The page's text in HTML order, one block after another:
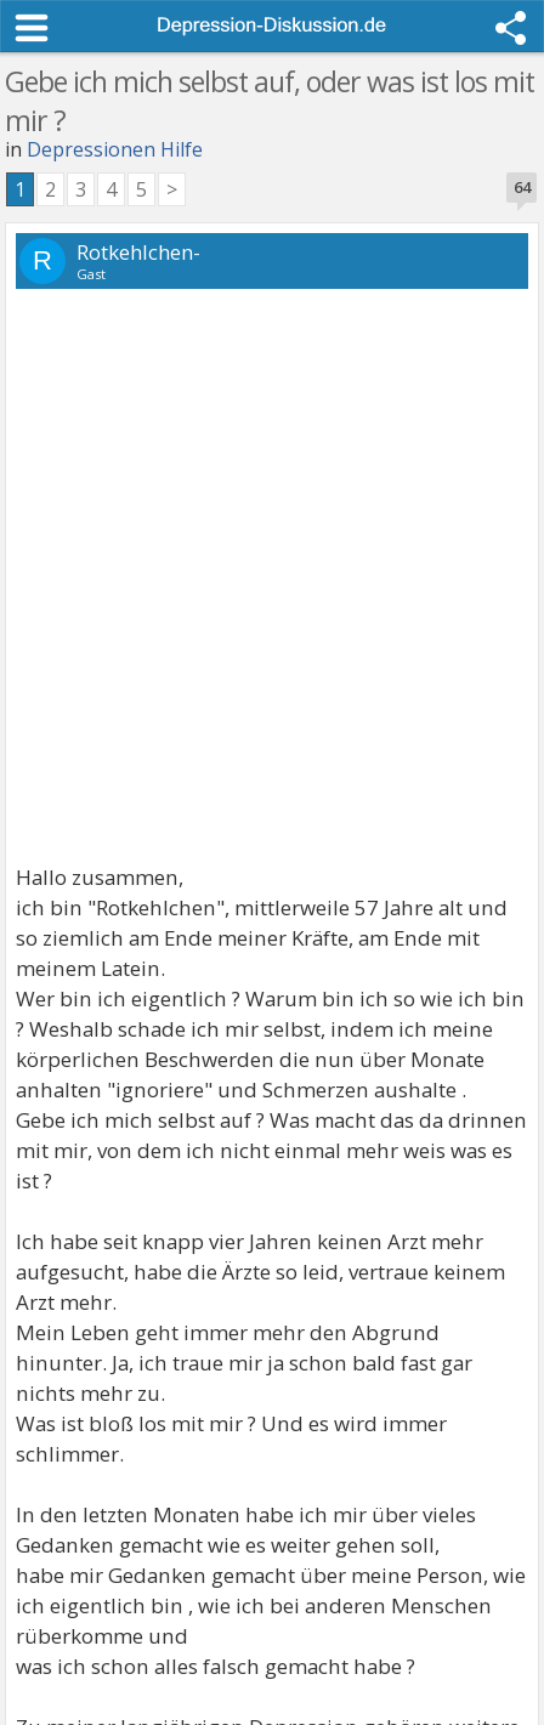
Gebe ich mich selbst auf, oder was ist los mit
mir ?
in Depressionen Hilfe
64
1 2 3 4 5 >
R Rotkehlchen-
Gast
Hallo zusammen,
ich bin "Rotkehlchen", mittlerweile 57 Jahre alt und
so ziemlich am Ende meiner Kräfte, am Ende mit
meinem Latein.
Wer bin ich eigentlich ? Warum bin ich so wie ich bin
? Weshalb schade ich mir selbst, indem ich meine
körperlichen Beschwerden die nun über Monate
anhalten "ignoriere" und Schmerzen aushalte .
Gebe ich mich selbst auf ? Was macht das da drinnen
mit mir, von dem ich nicht einmal mehr weis was es
ist ?
Ich habe seit knapp vier Jahren keinen Arzt mehr
aufgesucht, habe die Ärzte so leid, vertraue keinem
Arzt mehr.
Mein Leben geht immer mehr den Abgrund
hinunter. Ja, ich traue mir ja schon bald fast gar
nichts mehr zu.
Was ist bloß los mit mir ? Und es wird immer
schlimmer.
In den letzten Monaten habe ich mir über vieles
Gedanken gemacht wie es weiter gehen soll,
habe mir Gedanken gemacht über meine Person, wie
ich eigentlich bin , wie ich bei anderen Menschen
rüberkomme und
was ich schon alles falsch gemacht habe ?